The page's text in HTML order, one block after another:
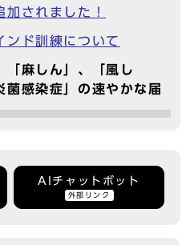
されました！
ンド訓練について
「麻しん」、「風し
菌感染症」の速やかな届
AIチャットボット
外部リンク